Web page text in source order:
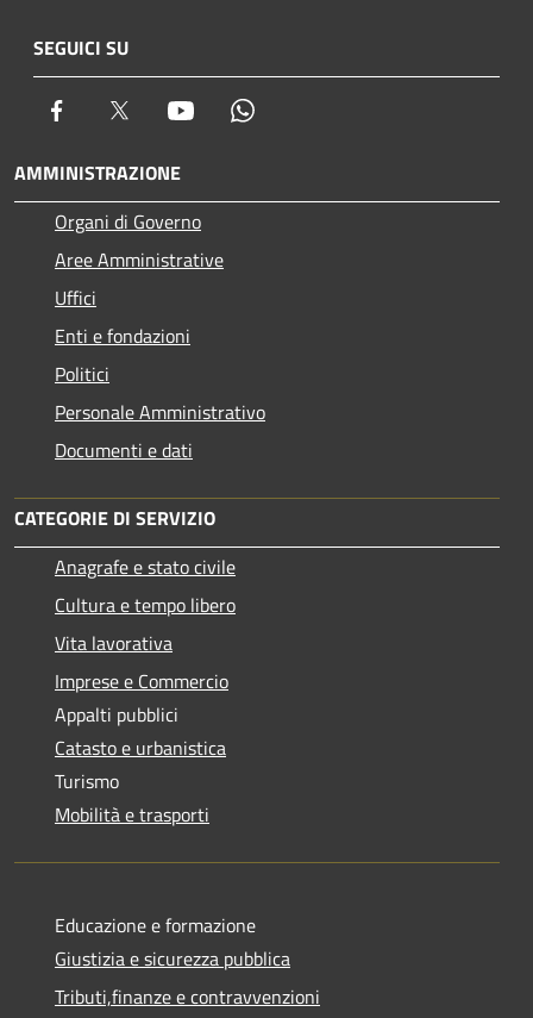
SEGUICI SU
Facebook Twitter Youtube
AMMINISTRAZIONE
Organi di Governo
Aree Amministrative
Uffici
Enti e fondazioni
Politici
Personale Amministrativo
Documenti e dati
CATEGORIE DI SERVIZIO
Anagrafe e stato civile
Cultura e tempo libero
Vita lavorativa
Imprese e Commercio
Appalti pubblici
Catasto e urbanistica
Turismo
Mobilità e trasporti
Educazione e formazione
Giustizia e sicurezza pubblica
Tributi,finanze e contravvenzioni